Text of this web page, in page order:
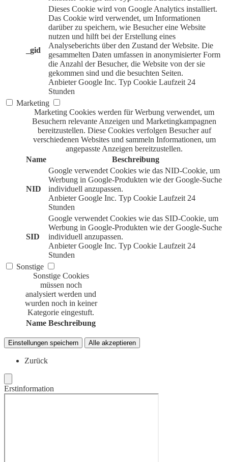
_gid
Dieses Cookie wird von Google Analytics installiert.
Das Cookie wird verwendet, um Informationen
darüber zu speichern, wie Besucher eine Website
nutzen und hilft bei der Erstellung eines
Analyseberichts über den Zustand der Website. Die
gesammelten Daten umfassen in anonymisierter Form
die Anzahl der Besucher, die Website von der sie
gekommen sind und die besuchten Seiten.
Anbieter Google Inc. Typ Cookie Laufzeit 24
Stunden
Marketing
Marketing Cookies werden für Werbung verwendet, um
Besuchern relevante Anzeigen und Marketingkampagnen
bereitzustellen. Diese Cookies verfolgen Besucher auf
verschiedenen Websites und sammeln Informationen, um
angepasste Anzeigen bereitzustellen.
Name
Beschreibung
NID
Google verwendet Cookies wie das NID-Cookie, um
Werbung in Google-Produkten wie der Google-Suche
individuell anzupassen.
Anbieter Google Inc. Typ Cookie Laufzeit 24
Stunden
SID
Google verwendet Cookies wie das SID-Cookie, um
Werbung in Google-Produkten wie der Google-Suche
individuell anzupassen.
Anbieter Google Inc. Typ Cookie Laufzeit 24
Stunden
Sonstige
Sonstige Cookies
müssen noch
analysiert werden und
wurden noch in keiner
Kategorie eingestuft.
Name Beschreibung
Einstellungen speichern Alle akzeptieren
Zurück
Erstinformation